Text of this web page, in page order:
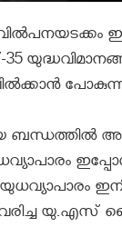
ബന്ധത്തില്‍
യു.എസ്